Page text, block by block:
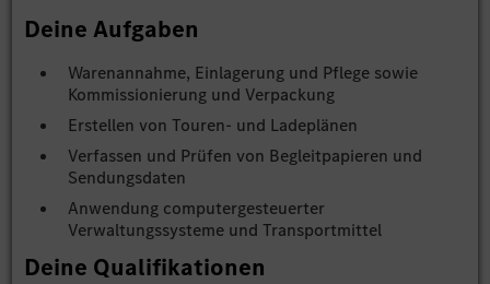
Deine Aufgaben
Warenannahme, Einlagerung und Pflege sowie
Kommissionierung und Verpackung
Erstellen von Touren- und Ladeplänen
Verfassen und Prüfen von Begleitpapieren und
Sendungsdaten
Anwendung computergesteuerter
Verwaltungssysteme und Transportmittel
Deine Qualifikationen